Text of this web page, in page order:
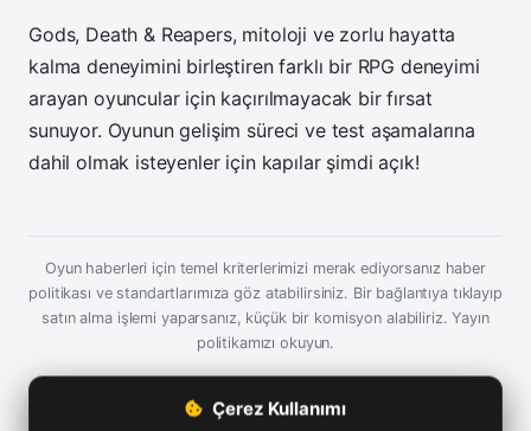
Çerez Kullanımı
Gods, Death & Reapers, mitoloji ve zorlu hayatta
kalma deneyimini birleştiren farklı bir RPG deneyimi
arayan oyuncular için kaçırılmayacak bir fırsat
sunuyor. Oyunun gelişim süreci ve test aşamalarına
dahil olmak isteyenler için kapılar şimdi açık!
Oyun haberleri için temel kriterlerimizi merak ediyorsanız haber
politikası ve standartlarımıza göz atabilirsiniz. Bir bağlantıya tıklayıp
satın alma işlemi yaparsanız, küçük bir komisyon alabiliriz.Yayın
politikamızı okuyun.